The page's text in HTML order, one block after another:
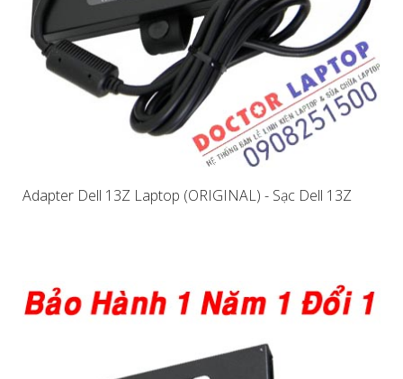
Adapter Dell 13Z Laptop (ORIGINAL) - Sạc Dell 13Z